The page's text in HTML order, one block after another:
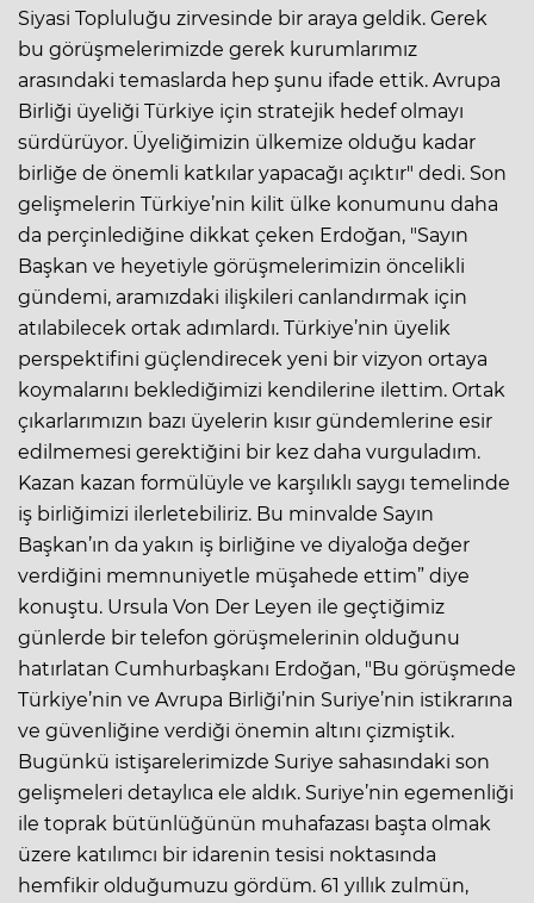
Siyasi Topluluğu zirvesinde bir araya geldik. Gerek
bu görüşmelerimizde gerek kurumlarımız
arasındaki temaslarda hep şunu ifade ettik. Avrupa
Birliği üyeliği Türkiye için stratejik hedef olmayı
sürdürüyor. Üyeliğimizin ülkemize olduğu kadar
birliğe de önemli katkılar yapacağı açıktır" dedi. Son
gelişmelerin Türkiye’nin kilit ülke konumunu daha
da perçinlediğine dikkat çeken Erdoğan, "Sayın
Başkan ve heyetiyle görüşmelerimizin öncelikli
gündemi, aramızdaki ilişkileri canlandırmak için
atılabilecek ortak adımlardı. Türkiye’nin üyelik
perspektifini güçlendirecek yeni bir vizyon ortaya
koymalarını beklediğimizi kendilerine ilettim. Ortak
çıkarlarımızın bazı üyelerin kısır gündemlerine esir
edilmemesi gerektiğini bir kez daha vurguladım.
Kazan kazan formülüyle ve karşılıklı saygı temelinde
iş birliğimizi ilerletebiliriz. Bu minvalde Sayın
Başkan’ın da yakın iş birliğine ve diyaloğa değer
verdiğini memnuniyetle müşahede ettim” diye
konuştu. Ursula Von Der Leyen ile geçtiğimiz
günlerde bir telefon görüşmelerinin olduğunu
hatırlatan Cumhurbaşkanı Erdoğan, "Bu görüşmede
Türkiye’nin ve Avrupa Birliği’nin Suriye’nin istikrarına
ve güvenliğine verdiği önemin altını çizmiştik.
Bugünkü istişarelerimizde Suriye sahasındaki son
gelişmeleri detaylıca ele aldık. Suriye’nin egemenliği
ile toprak bütünlüğünün muhafazası başta olmak
üzere katılımcı bir idarenin tesisi noktasında
hemfikir olduğumuzu gördüm. 61 yıllık zulmün,